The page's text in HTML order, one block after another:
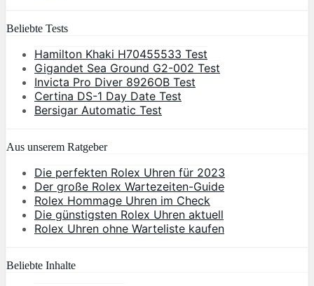
Beliebte Tests
Hamilton Khaki H70455533 Test
Gigandet Sea Ground G2-002 Test
Invicta Pro Diver 8926OB Test
Certina DS-1 Day Date Test
Bersigar Automatic Test
Aus unserem Ratgeber
Die perfekten Rolex Uhren für 2023
Der große Rolex Wartezeiten-Guide
Rolex Hommage Uhren im Check
Die günstigsten Rolex Uhren aktuell
Rolex Uhren ohne Warteliste kaufen
Beliebte Inhalte